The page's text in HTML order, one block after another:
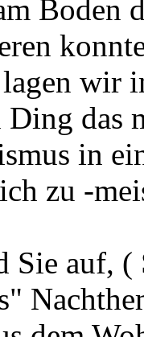
Boden
wir
das
in
zu -
Sie auf, (